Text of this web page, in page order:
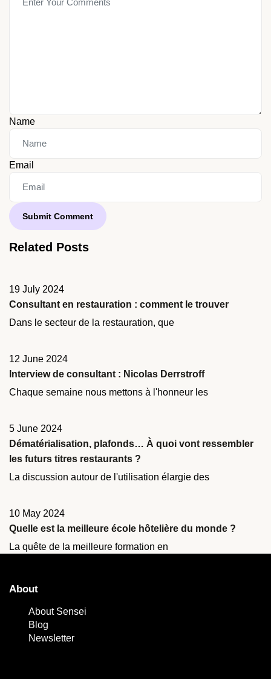
Name
Email
Related Posts
19 July 2024
Consultant en restauration : comment le trouver
Dans le secteur de la restauration, que
12 June 2024
Interview de consultant : Nicolas Derrstroff
Chaque semaine nous mettons à l'honneur les
5 June 2024
Dématérialisation, plafonds… À quoi vont ressembler
les futurs titres restaurants ?
La discussion autour de l'utilisation élargie des
10 May 2024
Quelle est la meilleure école hôtelière du monde ?
La quête de la meilleure formation en
About
About Sensei
Blog
Newsletter